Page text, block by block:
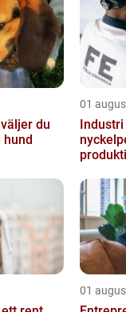
du
hund
01
01